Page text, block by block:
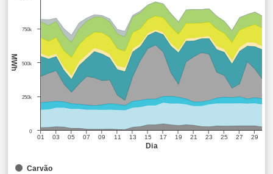
Dia
MWh
01 03 05 07 09 11 13 15 17 19 21 23 25 27 29
0
250k
500k
750k
Carvão